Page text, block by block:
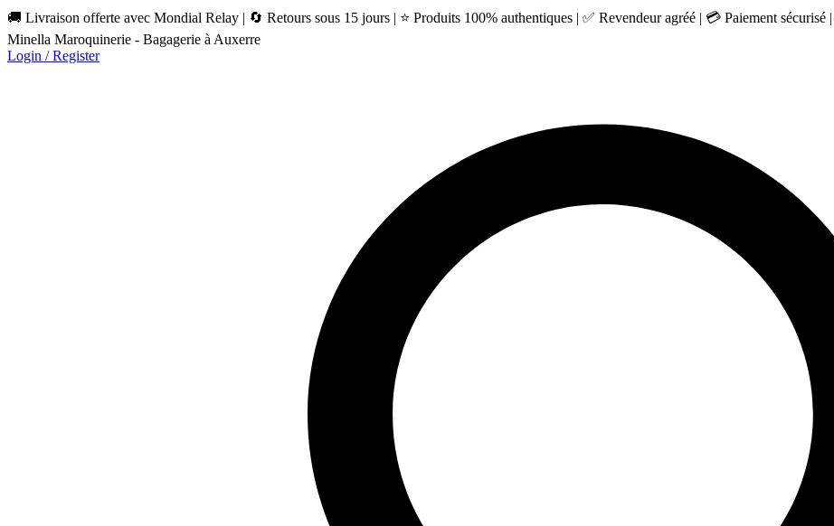
🚚 Livraison offerte avec Mondial Relay | 🔄 Retours sous 15 jours | ⭐ Produits 100% authentiques | ✅ Revendeur agréé | 💳 Paiement
Minella Maroquinerie - Bagagerie à Auxerre
Login / Register